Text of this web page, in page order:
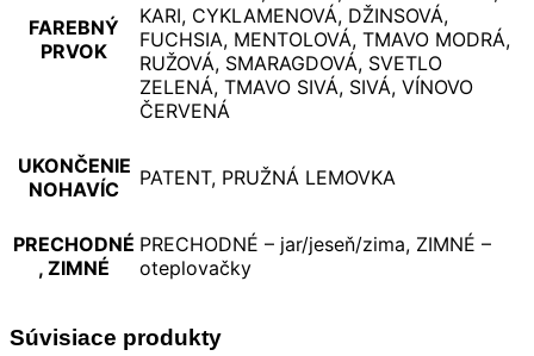
FAREBNÝ
PRVOK
KARI, CYKLAMENOVÁ, DŽINSOVÁ,
FUCHSIA, MENTOLOVÁ, TMAVO MODRÁ,
RUŽOVÁ, SMARAGDOVÁ, SVETLO
ZELENÁ, TMAVO SIVÁ, SIVÁ, VÍNOVO
ČERVENÁ
UKONČENIE
NOHAVÍC
PATENT, PRUŽNÁ LEMOVKA
PRECHODNÉ
, ZIMNÉ
PRECHODNÉ – jar/jeseň/zima, ZIMNÉ –
oteplovačky
Súvisiace produkty